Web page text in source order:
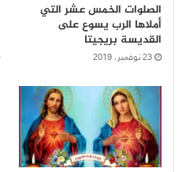
الصلوات الخمس عشر التي
أملاها الرب يسوع على
القديسة بريجيتا
23 نوفمبر، 2019